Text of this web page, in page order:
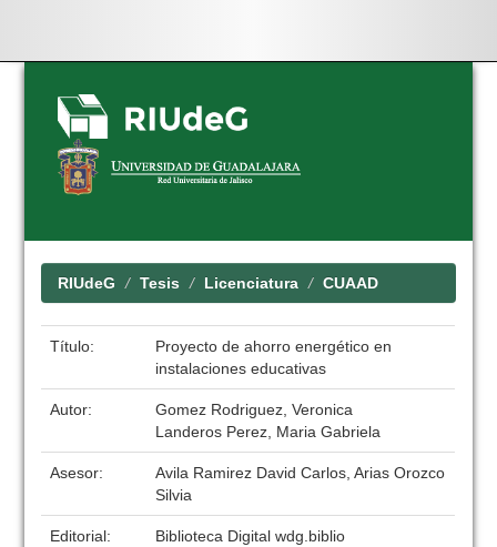
Skip
navigation
RIUdeG Tesis Licenciatura CUAAD
Título:
Proyecto de ahorro energético en
instalaciones educativas
Autor:
Gomez Rodriguez, Veronica
Landeros Perez, Maria Gabriela
Asesor:
Avila Ramirez David Carlos, Arias Orozco
Silvia
Editorial:
Biblioteca Digital wdg.biblio